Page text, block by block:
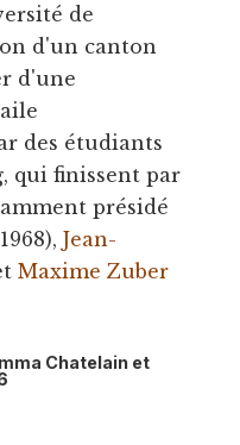
de
d'un canton
d'une
des étudiants
qui finissent par
présidé
Jean-
Maxime Zuber
Chatelain et